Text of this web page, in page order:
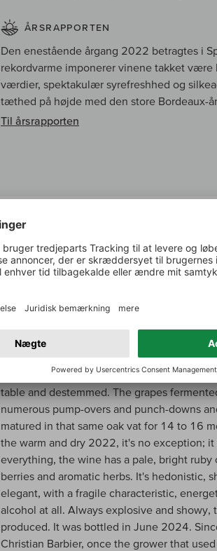
ÅRSRAPPORTEN
Den enestående årgang 2022 betragtes i
rekordvarme imponerer vinene takket
værdier, spektakulær syrefreshhed og
tæthed på højde med den store Bordeaux-
Til årsrapporten
The 2022 Espectacle del Montsant was
in the village of La Figuera in Montsant at
and clay soils. The clusters were stored at
table and destemmed. The grapes
numerous pump-overs and punch-downs
matured in that same oak vat for 14 to 16
the warm and dry 2022, it's no exception;
everything, the wine has a pale, bright
berries and aromatic herbs. It's hedonistic,
elegant, with a fragile characteristic,
alcohol at all. Always explosive and
produced. It was bottled in June 2024.
Christian Barbier, once the grower that